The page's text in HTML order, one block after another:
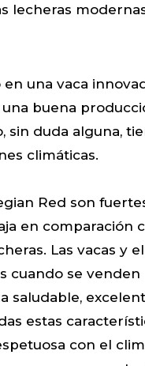
lecheras
una vaca
buena
sin duda alguna,
climáticas.
Red son
en comparación
Las vacas y
cuando se venden
saludable,
estas
con el